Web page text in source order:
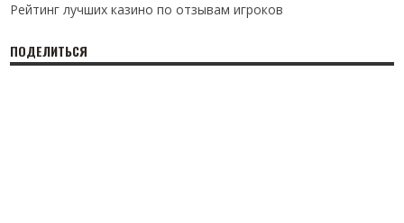
Рейтинг лучших казино по отзывам игроков
ПОДЕЛИТЬСЯ